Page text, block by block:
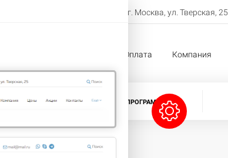
г. Москва, ул. Тверская, 25
Оплата Компания
ЛИЦЕНЗИИ БИТРИКС ПРОГРАММЫ 1С